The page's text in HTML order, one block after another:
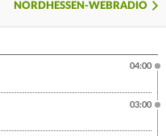
NORDHESSEN-WEBRADIO
04:00
03:00